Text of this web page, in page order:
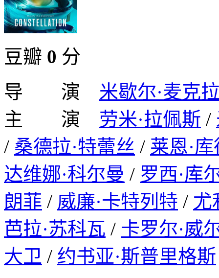
豆瓣 0 分
导 演 米歇尔·麦克
主 演 劳米·拉佩斯 /
/ 桑德拉·特蕾丝 / 莱恩·
达维娜·科尔曼 / 罗西·库
朗菲 / 威廉·卡特列特 / 尤
芭拉·苏科瓦 / 卡罗尔·威
大卫 / 约书亚·斯普里格斯